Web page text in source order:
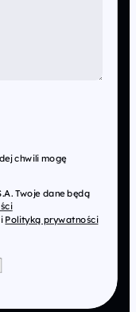
chwili mogę
Twoje dane będą
Polityką prywatności